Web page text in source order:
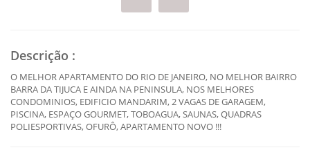
Descrição :
O MELHOR APARTAMENTO DO RIO DE JANEIRO, NO MELHOR BAIRRO
BARRA DA TIJUCA E AINDA NA PENINSULA, NOS MELHORES
CONDOMINIOS, EDIFICIO MANDARIM, 2 VAGAS DE GARAGEM,
PISCINA, ESPAÇO GOURMET, TOBOAGUA, SAUNAS, QUADRAS
POLIESPORTIVAS, OFURÔ, APARTAMENTO NOVO !!!